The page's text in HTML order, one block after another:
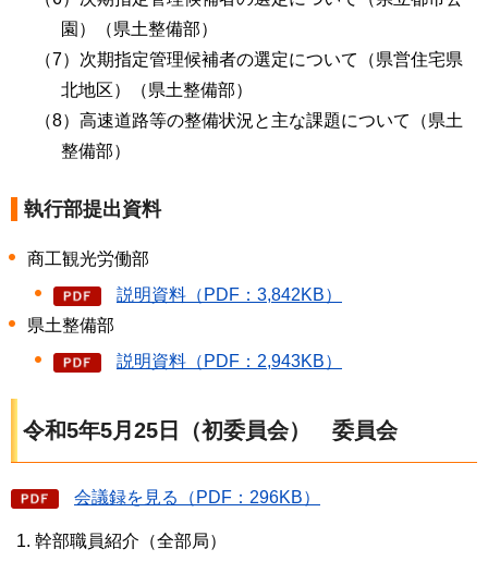
園）（県土整備部）
（7）次期指定管理候補者の選定について（県営住宅県
北地区）（県土整備部）
（8）高速道路等の整備状況と主な課題について（県土
整備部）
執行部提出資料
商工観光労働部
説明資料（PDF：3,842KB）
県土整備部
説明資料（PDF：2,943KB）
令和5年5月25日（初委員会） 委員会
会議録を見る（PDF：296KB）
幹部職員紹介（全部局）